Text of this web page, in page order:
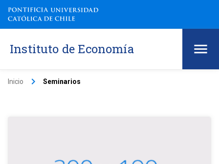
Instituto de Economía
Inicio keyboard_arrow_right Seminarios